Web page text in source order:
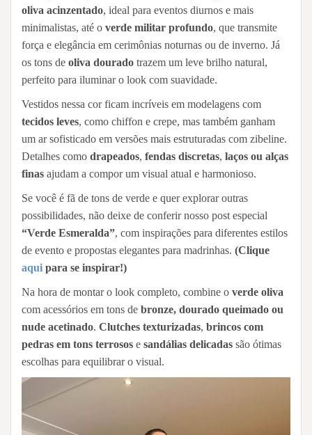
oliva acinzentado, ideal para eventos diurnos e mais
minimalistas, até o verde militar profundo, que transmite
força e elegância em cerimônias noturnas ou de inverno. Já
os tons de oliva dourado trazem um leve brilho natural,
perfeito para iluminar o look com suavidade.
Vestidos nessa cor ficam incríveis em modelagens com
tecidos leves, como chiffon e crepe, mas também ganham
um ar sofisticado em versões mais estruturadas com zibeline.
Detalhes como drapeados, fendas discretas, laços ou alças
finas ajudam a compor um visual atual e harmonioso.
Se você é fã de tons de verde e quer explorar outras
possibilidades, não deixe de conferir nosso post especial
“Verde Esmeralda”, com inspirações para diferentes estilos
de evento e propostas elegantes para madrinhas. (Clique
aqui para se inspirar!)
Na hora de montar o look completo, combine o verde oliva
com acessórios em tons de bronze, dourado queimado ou
nude acetinado. Clutches texturizadas, brincos com
pedras em tons terrosos e sandálias delicadas são ótimas
escolhas para equilibrar o visual.